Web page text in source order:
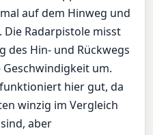
auf dem Hinweg und
Die Radarpistole misst
des Hin- und Rückwegs
um.
hier gut, da
winzig im Vergleich
aber